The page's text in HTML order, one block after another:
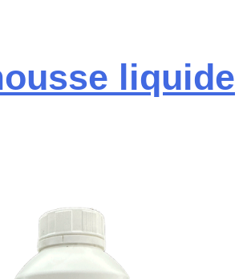
liquide